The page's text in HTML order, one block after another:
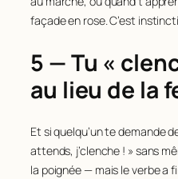
façade en rose. C’est
5 — Tu «
au lieu de la
Et si quelqu’un te demande
attends, j’clenche ! » sans
la poignée — mais le verbe a